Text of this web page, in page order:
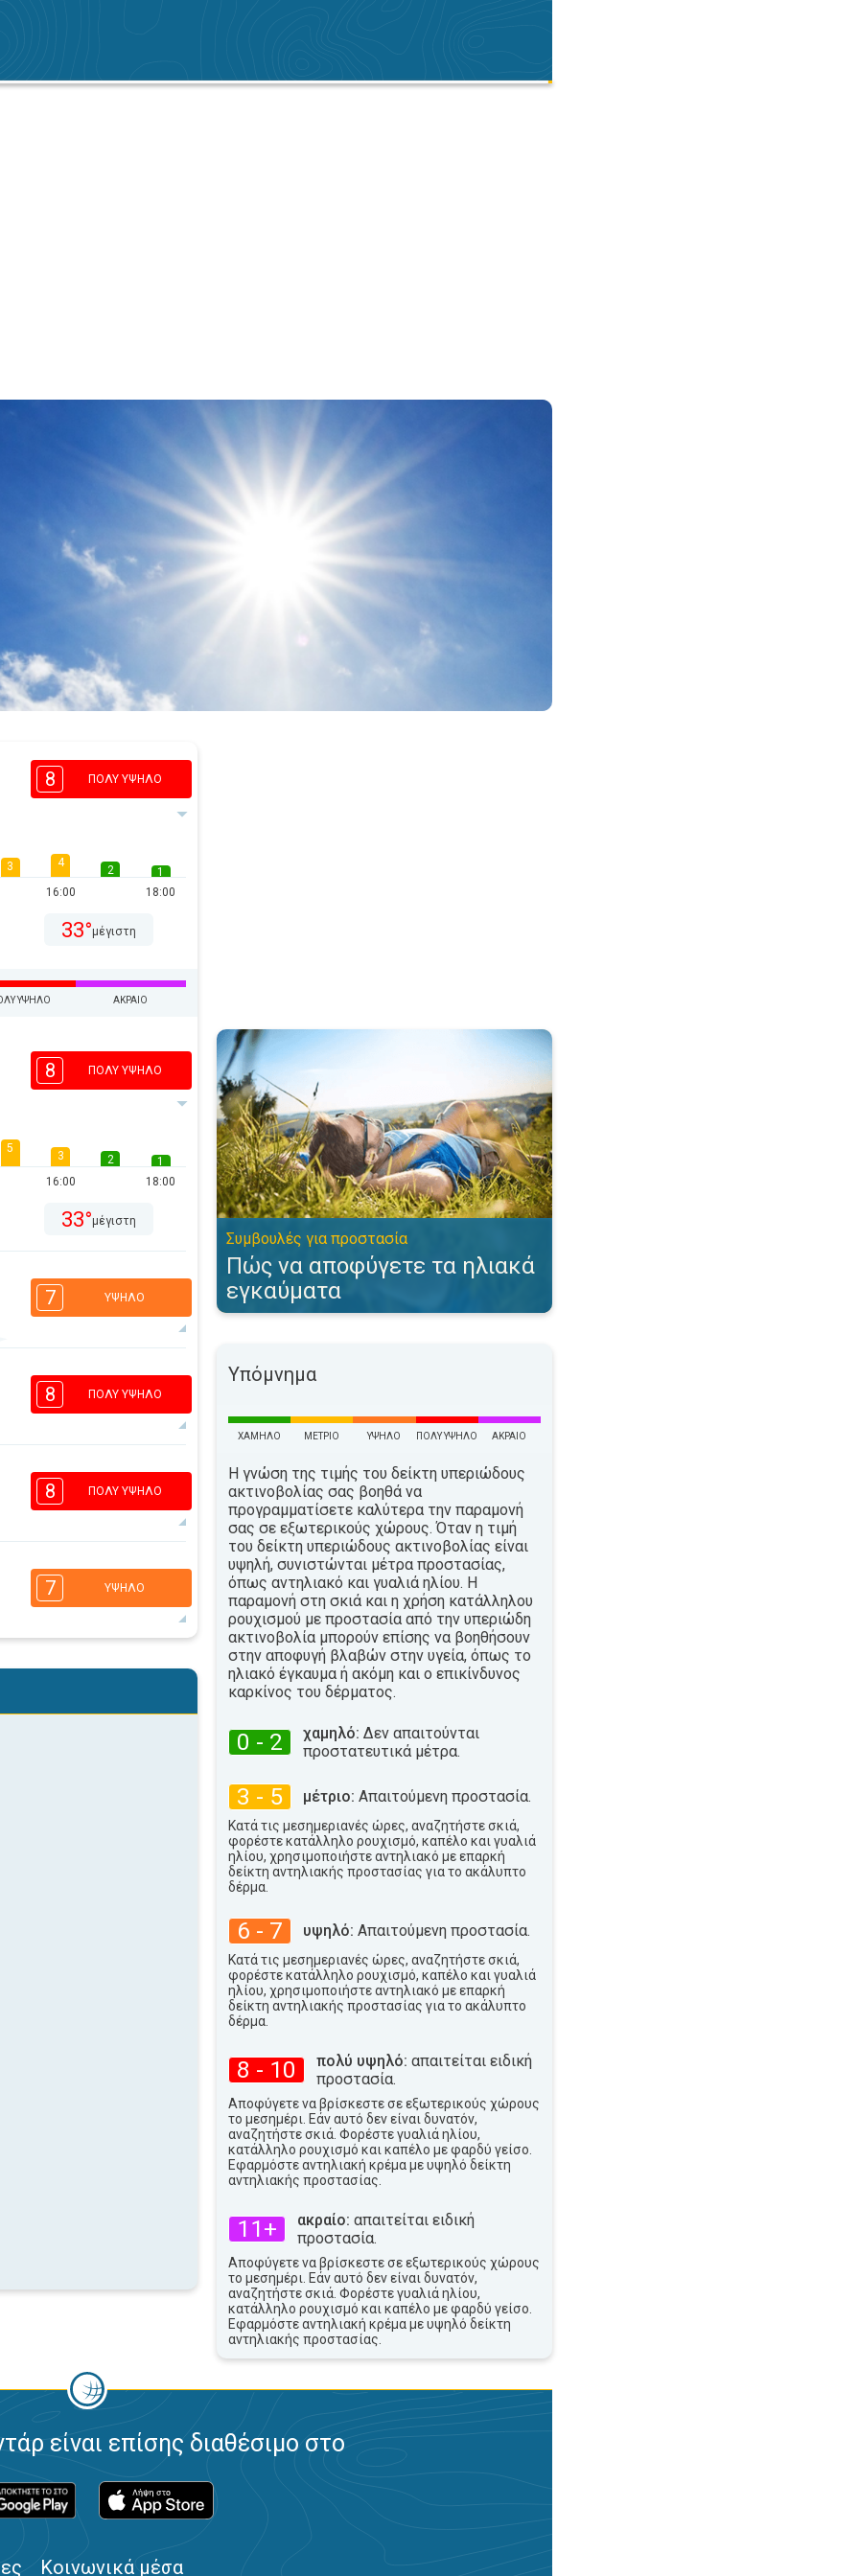
8 ΠΟΛΎ ΥΨΗΛΌ
3 4
16:00
2
1
18:00
33°μέγιστη
ΥΨΗΛΌ ΑΚΡΑΊΟ
8 ΠΟΛΎ ΥΨΗΛΌ
5
3
16:00
2
1
18:00
33°μέγιστη
7 ΥΨΗΛΌ
2
16:00
30°μέγιστη
8 ΠΟΛΎ ΥΨΗΛΌ
4
16:00
2
1
30°μέγιστη
8 ΠΟΛΎ ΥΨΗΛΌ
4
16:00
2
31°μέγιστη
7 ΥΨΗΛΌ
4
Πώς να αποφύγετε τα ηλιακά εγκαύματα. Συμβουλές για προστασία. . .
Συμβουλές για προστασία
Πώς να αποφύγετε τα ηλιακά
εγκαύματα
Υπόμνημα
ΧΑΜΗΛΌ ΜΈΤΡΙΟ ΥΨΗΛΌ ΠΟΛΎ ΥΨΗΛΌ ΑΚΡΑΊΟ
Η γνώση της τιμής του δείκτη υπεριώδους
ακτινοβολίας σας βοηθά να
προγραμματίσετε καλύτερα την παραμονή
σας σε εξωτερικούς χώρους. Όταν η τιμή
του δείκτη υπεριώδους ακτινοβολίας είναι
υψηλή, συνιστώνται μέτρα προστασίας,
όπως αντηλιακό και γυαλιά ηλίου. Η
παραμονή στη σκιά και η χρήση κατάλληλου
ρουχισμού με προστασία από την υπεριώδη
ακτινοβολία μπορούν επίσης να βοηθήσουν
στην αποφυγή βλαβών στην υγεία, όπως το
ηλιακό έγκαυμα ή ακόμη και ο επικίνδυνος
καρκίνος του δέρματος.
0 - 2 χαμηλό: Δεν απαιτούνται
προστατευτικά μέτρα.
3 - 5 μέτριο: Απαιτούμενη προστασία.
Κατά τις μεσημεριανές ώρες, αναζητήστε σκιά,
φορέστε κατάλληλο ρουχισμό, καπέλο και γυαλιά
ηλίου, χρησιμοποιήστε αντηλιακό με επαρκή
δείκτη αντηλιακής προστασίας για το ακάλυπτο
δέρμα.
6 - 7 υψηλό: Απαιτούμενη προστασία.
Κατά τις μεσημεριανές ώρες, αναζητήστε σκιά,
φορέστε κατάλληλο ρουχισμό, καπέλο και γυαλιά
ηλίου, χρησιμοποιήστε αντηλιακό με επαρκή
δείκτη αντηλιακής προστασίας για το ακάλυπτο
δέρμα.
8 - 10 πολύ υψηλό: απαιτείται ειδική
προστασία.
Αποφύγετε να βρίσκεστε σε εξωτερικούς χώρους
το μεσημέρι. Εάν αυτό δεν είναι δυνατόν,
αναζητήστε σκιά. Φορέστε γυαλιά ηλίου,
κατάλληλο ρουχισμό και καπέλο με φαρδύ γείσο.
Εφαρμόστε αντηλιακή κρέμα με υψηλό δείκτη
αντηλιακής προστασίας.
11+ ακραίο: απαιτείται ειδική
προστασία.
Αποφύγετε να βρίσκεστε σε εξωτερικούς χώρους
το μεσημέρι. Εάν αυτό δεν είναι δυνατόν,
αναζητήστε σκιά. Φορέστε γυαλιά ηλίου,
κατάλληλο ρουχισμό και καπέλο με φαρδύ γείσο.
Εφαρμόστε αντηλιακή κρέμα με υψηλό δείκτη
αντηλιακής προστασίας.
είναι επίσης διαθέσιμο στο
Κοινωνικά μέσα